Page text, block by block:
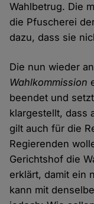
Wahlbetrug. Die
die Pfuscherei
dazu, dass sie
Die nun wieder
Wahlkommission
beendet und
klargestellt, dass
gilt auch für die
Regierenden
Gerichtshof die
erklärt, damit ein
kann mit